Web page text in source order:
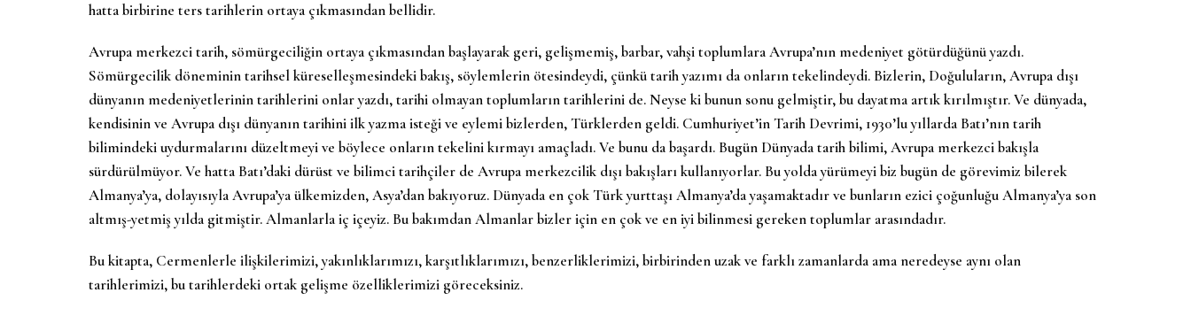
hatta birbirine ters tarihlerin ortaya çıkmasından bellidir.
Avrupa merkezci tarih, sömürgeciliğin ortaya çıkmasından başlayarak geri, gelişmemiş, barbar, vahşi toplumlara Avrupa’nın medeniyet götürdüğünü yazdı.
Sömürgecilik döneminin tarihsel küreselleşmesindeki bakış, söylemlerin ötesindeydi, çünkü tarih yazımı da onların tekelindeydi. Bizlerin, Doğuluların, Avrupa dışı
dünyanın medeniyetlerinin tarihlerini onlar yazdı, tarihi olmayan toplumların tarihlerini de. Neyse ki bunun sonu gelmiştir, bu dayatma artık kırılmıştır. Ve dünyada,
kendisinin ve Avrupa dışı dünyanın tarihini ilk yazma isteği ve eylemi bizlerden, Türklerden geldi. Cumhuriyet’in Tarih Devrimi, 1930’lu yıllarda Batı’nın tarih
bilimindeki uydurmalarını düzeltmeyi ve böylece onların tekelini kırmayı amaçladı. Ve bunu da başardı. Bugün Dünyada tarih bilimi, Avrupa merkezci bakışla
sürdürülmüyor. Ve hatta Batı’daki dürüst ve bilimci tarihçiler de Avrupa merkezcilik dışı bakışları kullanıyorlar. Bu yolda yürümeyi biz bugün de görevimiz bilerek
Almanya’ya, dolayısıyla Avrupa’ya ülkemizden, Asya’dan bakıyoruz. Dünyada en çok Türk yurttaşı Almanya’da yaşamaktadır ve bunların ezici çoğunluğu Almanya’ya son
altmış-yetmiş yılda gitmiştir. Almanlarla iç içeyiz. Bu bakımdan Almanlar bizler için en çok ve en iyi bilinmesi gereken toplumlar arasındadır.
Bu kitapta, Cermenlerle ilişkilerimizi, yakınlıklarımızı, karşıtlıklarımızı, benzerliklerimizi, birbirinden uzak ve farklı zamanlarda ama neredeyse aynı olan
tarihlerimizi, bu tarihlerdeki ortak gelişme özelliklerimizi göreceksiniz.